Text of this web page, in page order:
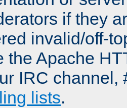
if they
invalid/off-
the Apache
IRC channel,
lists.